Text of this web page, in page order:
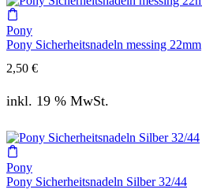
Pony
Pony Sicherheitsnadeln messing 22mm
2,50 €
inkl. 19 % MwSt.
Pony
Pony Sicherheitsnadeln Silber 32/44